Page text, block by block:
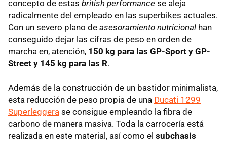
concepto de estas british performance se aleja
radicalmente del empleado en las superbikes actuales.
Con un severo plano de asesoramiento nutricional han
conseguido dejar las cifras de peso en orden de
marcha en, atención, 150 kg para las GP-Sport y GP-
Street y 145 kg para las R.
Además de la construcción de un bastidor minimalista,
esta reducción de peso propia de una Ducati 1299
Superleggera se consigue empleando la fibra de
carbono de manera masiva. Toda la carrocería está
realizada en este material, así como el subchasis